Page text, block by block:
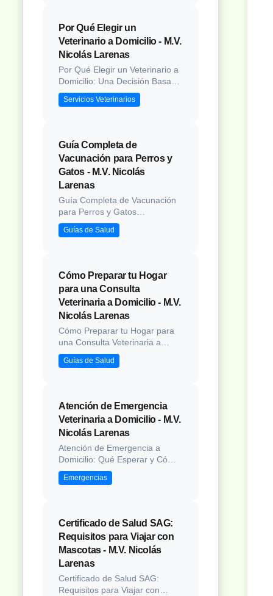
a domicilio elimina el estrés del
traslado y las salas de espera,
permitiendo que tu mascota
reciba atención profesional en
l...
Por Qué Elegir un
Veterinario a Domicilio - M.V.
Nicolás Larenas
Por Qué Elegir un Veterinario a
Domicilio: Una Decisión Basada
en el Bienestar Introducción La
decisión de optar por un
tradicional representa una
elección cada vez más común
entre propietarios de mascotas
conscientes. Esta modalidad...
Servicios Veterinarios
Guía Completa de
Vacunación para Perros y
Gatos - M.V. Nicolás
Larenas
Guía Completa de Vacunación
para Perros y Gatos
Introducción La vacunación
representa uno de los pilares
protegiendo a nuestras
mascotas contra enfermedades
potencialmente mortales y
contribuyendo a la salud
pública. Sin embargo, los
protoco...
Guías de Salud
Cómo Preparar tu Hogar
para una Consulta
Veterinaria a Domicilio - M.V.
Nicolás Larenas
Cómo Preparar tu Hogar para
una Consulta Veterinaria a
Domicilio Introducción La
atención veterinaria a domicilio
estrés del traslado y
permitiendo una evaluación en
su entorno natural. Sin
embargo, para aprovechar al
máximo esta experie...
Guías de Salud
Atención de Emergencia
Veterinaria a Domicilio - M.V.
Nicolás Larenas
Atención de Emergencia a
Domicilio: Qué Esperar y Cómo
Prepararse ¿Necesitas atención
urgente ahora? Contacta por
Introducción Las emergencias
veterinarias representan
momentos de gran estrés para
los pr...
Emergencias
Certificado de Salud SAG:
Requisitos para Viajar con
Mascotas - M.V. Nicolás
Larenas
Certificado de Salud SAG:
Requisitos para Viajar con